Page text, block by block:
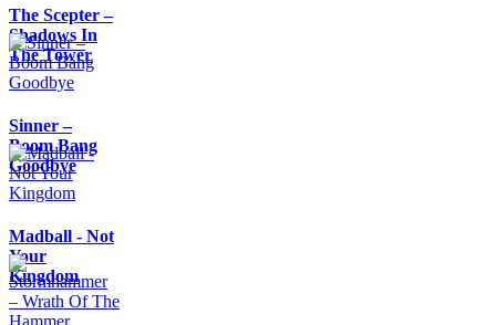
The Scepter –
Shadows In
The Tower
Sinner –
Boom Bang
Goodbye
Madball - Not
Your
Kingdom